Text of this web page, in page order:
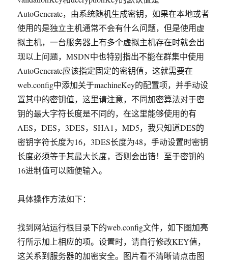
AutoGenerate，由系统随机生成密钥，如果在本地或者
使用的是独立主机通常不会有什么问题，但是使用虚
拟主机，一台服务器上有多个虚拟主机存在时就会出
现以上问题，MSDN中也特别指出不能在群集中使用
AutoGenerate应该指定固定的密钥值，这就需要在
web.config中添加关于machineKey的配置项，并手动设
置其中的密钥值，这里请注意，不同加密算法对于密
钥的最大字符长度是不同的，在这里能够使用的有
AES，DES，3DES，SHA1，MD5，我只知道DES的
密钥字符长度为16，3DES长度为48，手动设置时密钥
长度必须等于其最大长度，否则会出错！至于密钥的
16进制值可以随便输入。
具体操作方法如下：
找到网站运行根目录下的web.config文件，如下图加亮
行所示加上相应的项。设置时，请自行修改KEY值，
这关系到服务器的加密安全。图片看不清晰请点击图